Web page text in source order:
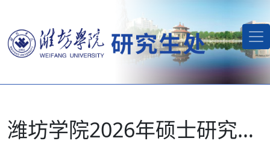
潍坊学院2026年硕士研究生招生调剂拟录取名单